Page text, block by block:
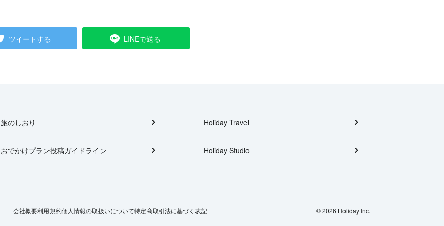
ツイートする LINEで送る
旅のしおり
おでかけプラン投稿ガイドライン
Holiday Travel
Holiday Studio
会社概要利用規約個人情報の取扱いについて特定商取引法に基づく表記 © 2026 Holiday Inc.